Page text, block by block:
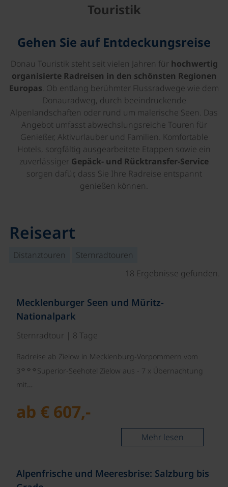
Touristik
Gehen Sie auf Entdeckungsreise
Donau Touristik steht seit vielen Jahren für hochwertig
organisierte Radreisen in den schönsten Regionen
Europas. Ob entlang berühmter Flussradwege wie dem
Donauradweg, durch beeindruckende
Alpenlandschaften oder rund um malerische Seen. Das
Angebot umfasst abwechslungsreiche Touren für
Genießer, Aktivurlauber und Familien. Komfortable
Hotels, sorgfältig ausgearbeitete Etappen sowie ein
zuverlässiger Gepäck- und Rücktransfer-Service
sorgen dafür, dass Sie Ihre Radreise entspannt
genießen können.
Reiseart
Distanztouren
Sternradtouren
18 Ergebnisse gefunden.
Mecklenburger Seen und Müritz-
Nationalpark
Sternradtour | 8 Tage
Radreise ab Zielow in Mecklenburg-Vorpommern vom
3☼☼☼Superior-Seehotel Zielow aus - 7 x Übernachtung
mit…
ab € 607,-
Mehr lesen
Alpenfrische und Meeresbrise: Salzburg bis